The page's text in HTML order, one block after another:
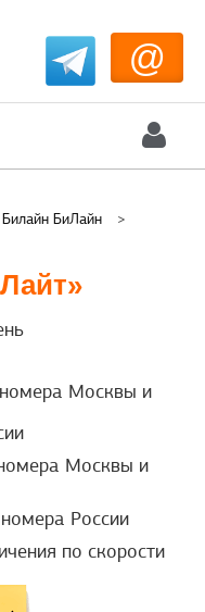
@
Билайн БиЛайн
>
Москвы и
Москвы и
России
по скорости